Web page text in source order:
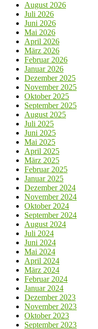
August 2026
Juli 2026
Juni 2026
Mai 2026
April 2026
März 2026
Februar 2026
Januar 2026
Dezember 2025
November 2025
Oktober 2025
September 2025
August 2025
Juli 2025
Juni 2025
Mai 2025
April 2025
März 2025
Februar 2025
Januar 2025
Dezember 2024
November 2024
Oktober 2024
September 2024
August 2024
Juli 2024
Juni 2024
Mai 2024
April 2024
März 2024
Februar 2024
Januar 2024
Dezember 2023
November 2023
Oktober 2023
September 2023